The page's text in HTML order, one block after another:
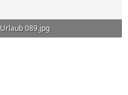
Urlaub 089.jpg